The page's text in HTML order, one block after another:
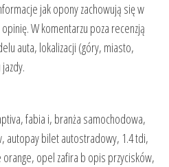
jak opony zachowują się w
W komentarzu poza recenzją
auta, lokalizacji (góry, miasto,
fabia i, branża samochodowa,
autopay bilet autostradowy, 1.4 tdi,
opel zafira b opis przycisków,